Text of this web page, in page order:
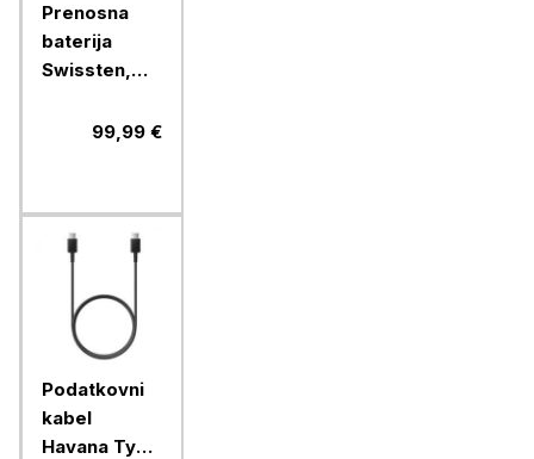
Prenosna
baterija
Swissten,
133W PD99,99 €
Podatkovni
kabel
Havana Type